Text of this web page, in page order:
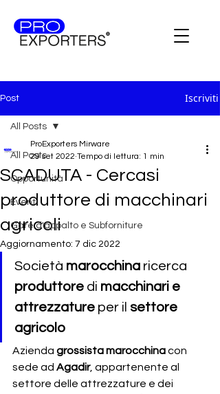
Post Iscriviti
All Posts
Opportunità
Eventi
Gare d'appalto e Subforniture
All Posts
SCADUTA - Cercasi
produttore di macchinari
agricoli
ProExporters Mirware
29 set 2022 Tempo di lettura: 1 min
Aggiornamento: 7 dic 2022
Società marocchina ricerca
produttore di macchinari e
attrezzature per il settore
agricolo
Azienda grossista marocchina con
sede ad Agadir, appartenente al
settore delle attrezzature e dei